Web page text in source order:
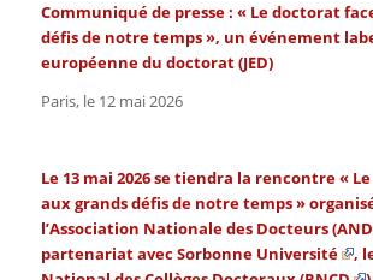
Communiqué de presse : « Le doctorat
défis de notre temps », un événement
européenne du doctorat (JED)
Paris, le 12 mai 2026
Le 13 mai 2026 se tiendra la rencontre«
aux grands défis de notre temps »
l’Association Nationale des Docteurs (
partenariat avecSorbonne Université
,